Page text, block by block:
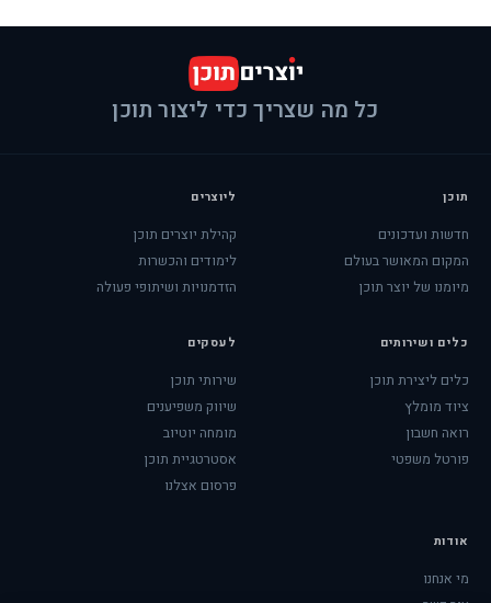
כל מה שצריך כדי ליצור תוכן
תוכן
חדשות ועדכונים
המקום המאושר בעולם
מיומנו של יוצר תוכן
ליוצרים
קהילת יוצרים תוכן
לימודים והכשרות
הזדמנויות ושיתופי פעולה
כלים ושירותים
כלים ליצירת תוכן
ציוד מומלץ
רואה חשבון
פורטל משפטי
לעסקים
שירותי תוכן
שיווק משפיענים
מומחה יוטיוב
אסטרטגיית תוכן
פרסום אצלנו
אודות
מי אנחנו